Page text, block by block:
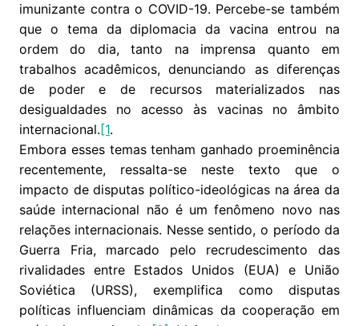
imunizante contra o COVID-19. Percebe-se também
que o tema da diplomacia da vacina entrou na
ordem do dia, tanto na imprensa quanto em
trabalhos acadêmicos, denunciando as diferenças
de poder e de recursos materializados nas
desigualdades no acesso às vacinas no âmbito
internacional. [1.
Embora esses temas tenham ganhado proeminência
recentemente, ressalta-se neste texto que o
impacto de disputas político-ideológicas na área da
saúde internacional não é um fenômeno novo nas
relações internacionais. Nesse sentido, o período da
Guerra Fria, marcado pelo recrudescimento das
rivalidades entre Estados Unidos (EUA) e União
Soviética (URSS), exemplifica como disputas
políticas influenciam dinâmicas da cooperação em